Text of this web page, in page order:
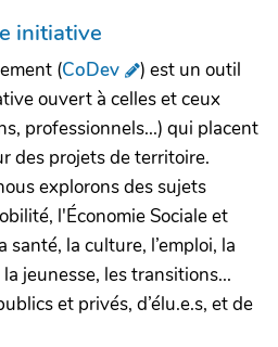
initiative
(CoDev
) est un outil
ouvert à celles et ceux
professionnels...) qui placent
des projets de territoire.
explorons des sujets
l'Économie Sociale et
santé, la culture, l’emploi, la
jeunesse, les transitions...
et privés, d’élu.e.s, et de